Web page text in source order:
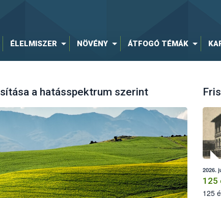
ÉLELMISZER NÖVÉNY ÁTFOGÓ TÉMÁK
a hatásspektrum szerint
2026.
125
125